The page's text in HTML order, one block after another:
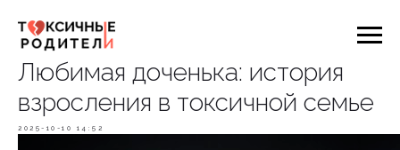
Любимая доченька: история
взросления в токсичной семье
2025-10-10 14:52